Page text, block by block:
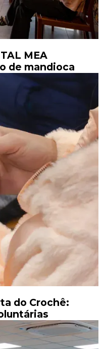
MEA
de mandioca
do Crochê: